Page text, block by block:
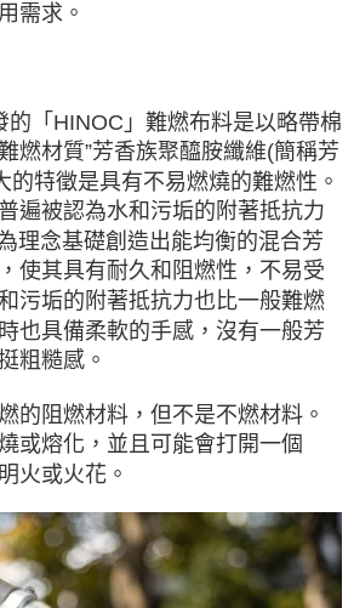
需求。
的「HINOC」難燃布料是以略帶棉
燃材質”芳香族聚醯胺纖維(簡稱芳
的特徵是具有不易燃燒的難燃性。
遍被認為水和污垢的附著抵抗力
理念基礎創造出能均衡的混合芳
使其具有耐久和阻燃性，不易受
污垢的附著抵抗力也比一般難燃
也具備柔軟的手感，沒有一般芳
粗糙感。
的阻燃材料，但不是不燃材料。
或熔化，並且可能會打開一個
火或火花。